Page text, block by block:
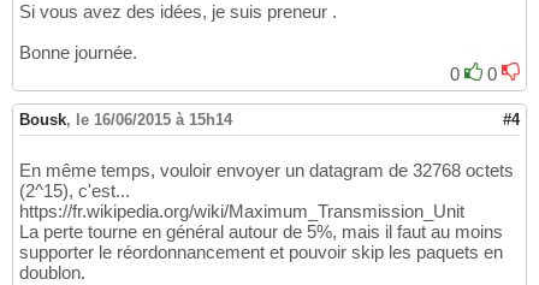
80
Si vous avez des idées, je suis preneur .
Bonne journée.
0
0
Bousk, le 16/06/2015 à 15h14 #4
En même temps, vouloir envoyer un datagram de 32768 octets
(2^15), c'est...
https://fr.wikipedia.org/wiki/Maximum_Transmission_Unit
La perte tourne en général autour de 5%, mais il faut au moins
supporter le réordonnancement et pouvoir skip les paquets en
doublon.